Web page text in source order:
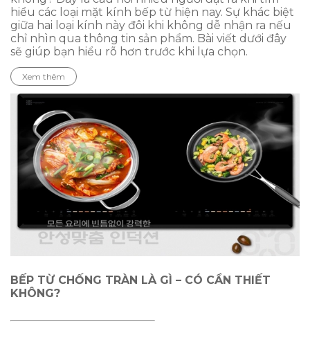
hiểu các loại mặt kính bếp từ hiện nay. Sự khác biệt
giữa hai loại kính này đôi khi không dễ nhận ra nếu
chỉ nhìn qua thông tin sản phẩm. Bài viết dưới đây
sẽ giúp bạn hiểu rõ hơn trước khi lựa chọn.
Xem thêm
BẾP TỪ CHỐNG TRÀN LÀ GÌ – CÓ CẦN THIẾT
KHÔNG?